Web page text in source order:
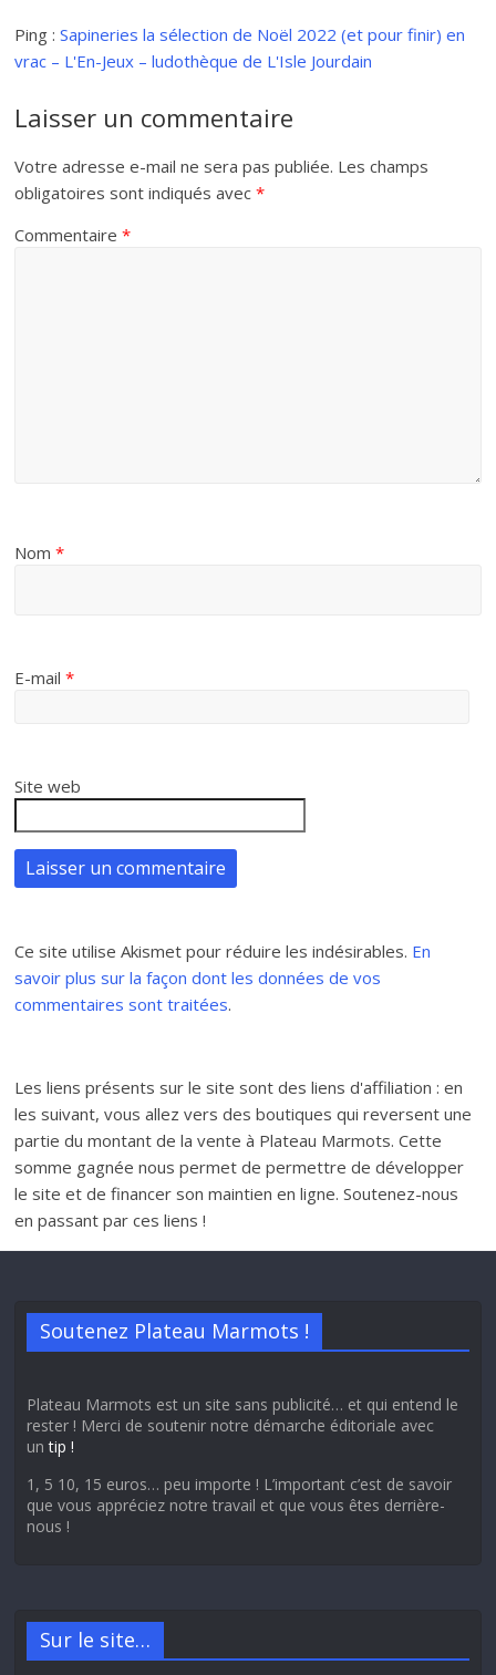
Ping :Sapineries la sélection de Noël 2022 (et pour finir) en
vrac – L'En-Jeux – ludothèque de L'Isle Jourdain
Laisser un commentaire
Votre adresse e-mail ne sera pas publiée. Les champs
obligatoires sont indiqués avec*
Commentaire*
Nom*
E-mail*
Site web
Ce site utilise Akismet pour réduire les indésirables. En
savoir plus sur la façon dont les données de vos
commentaires sont traitées.
Les liens présents sur le site sont des liens d'affiliation : en
les suivant, vous allez vers des boutiques qui reversent une
partie du montant de la vente à Plateau Marmots. Cette
somme gagnée nous permet de permettre de développer
le site et de financer son maintien en ligne. Soutenez-nous
en passant par ces liens !
Soutenez Plateau Marmots !
Plateau Marmots est un site sans publicité… et qui entend le
rester ! Merci de soutenir notre démarche éditoriale avec
untip !
1, 5 10, 15 euros… peu importe ! L’important c’est de savoir
que vous appréciez notre travail et que vous êtes derrière-
nous !
Sur le site…